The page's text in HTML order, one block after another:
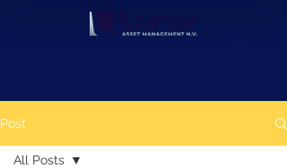
Post
All Posts